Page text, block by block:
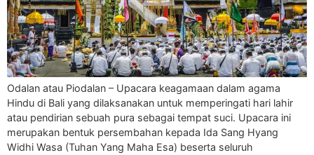
Odalan atau Piodalan – Upacara keagamaan dalam agama
Hindu di Bali yang dilaksanakan untuk memperingati hari lahir
atau pendirian sebuah pura sebagai tempat suci. Upacara ini
merupakan bentuk persembahan kepada Ida Sang Hyang
Widhi Wasa (Tuhan Yang Maha Esa) beserta seluruh